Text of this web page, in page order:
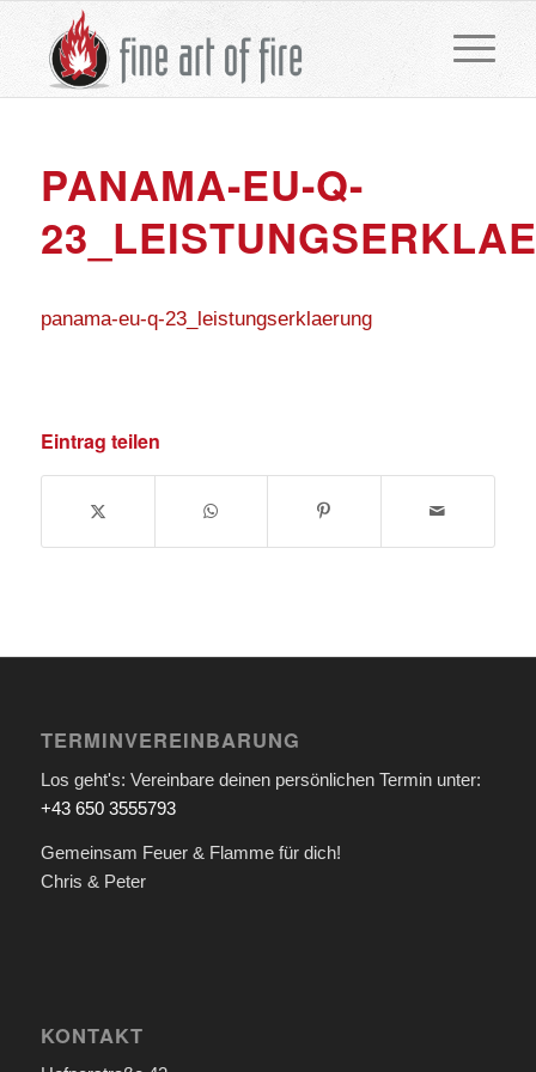
PANAMA-EU-Q-
panama-eu-q-23_leistungserklaerung
Eintrag teilen
TERMINVEREINBARUNG
Los geht's: Vereinbare deinen persönlichen Termin unter:
+43 650 3555793
Gemeinsam Feuer & Flamme für dich!
Chris & Peter
KONTAKT